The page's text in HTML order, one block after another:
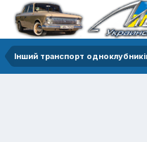
Інший транспорт